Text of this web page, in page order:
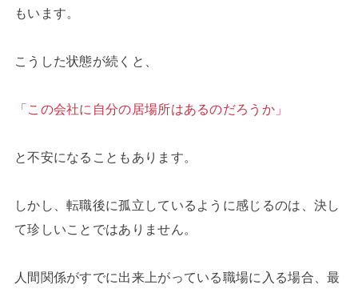
もいます。
こうした状態が続くと、
「この会社に自分の居場所はあるのだろうか」
と不安になることもあります。
しかし、転職後に孤立しているように感じるのは、決し
て珍しいことではありません。
人間関係がすでに出来上がっている職場に入る場合、最